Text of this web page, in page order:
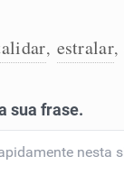
, estralar,